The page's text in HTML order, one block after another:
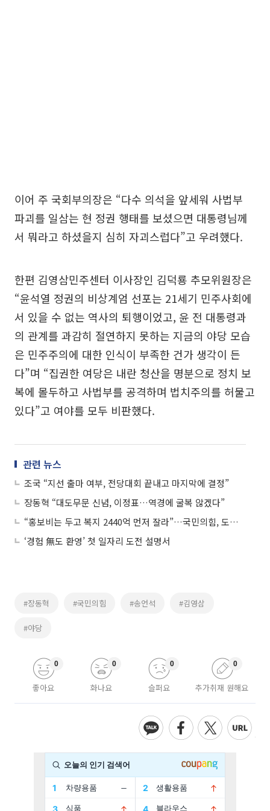
이어 주 국회부의장은 “다수 의석을 앞세워 사법부
파괴를 일삼는 현 정권 행태를 보셨으면 대통령님께
서 뭐라고 하셨을지 심히 자괴스럽다”고 우려했다.
한편 김영삼민주센터 이사장인 김덕룡 추모위원장은
“윤석열 정권의 비상계엄 선포는 21세기 민주사회에
서 있을 수 없는 역사의 퇴행이었고, 윤 전 대통령과
의 관계를 과감히 절연하지 못하는 지금의 야당 모습
은 민주주의에 대한 인식이 부족한 건가 생각이 든
다”며 “집권한 여당은 내란 청산을 명분으로 정치 보
복에 몰두하고 사법부를 공격하며 법치주의를 허물고
있다”고 여야를 모두 비판했다.
관련 뉴스
조국 “지선 출마 여부, 전당대회 끝내고 마지막에 결정”
장동혁 “대도무문 신념, 이정표…역경에 굴복 않겠다”
“홍보비는 두고 복지 2440억 먼저 잘라”…국민의힘, 도민 생존예산 줄인 예산안 '맹비난'
‘경험 無도 환영’ 첫 일자리 도전 설명서
#장동혁 #국민의힘 #송언석 #김영삼
#야당
좋아요
0
화나요
0
슬퍼요
0
추가취재 원해요
0